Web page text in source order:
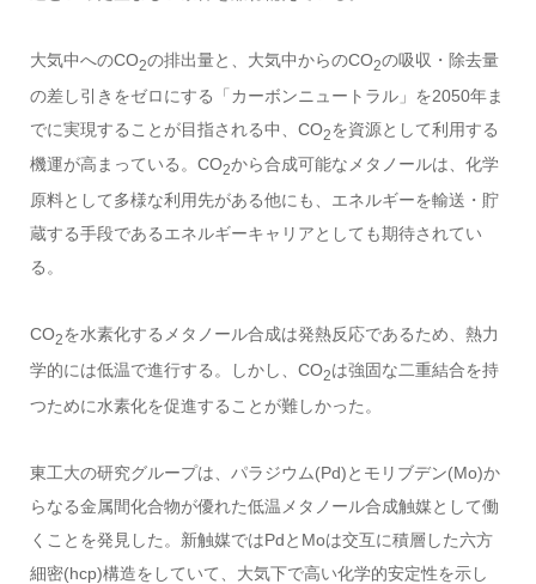
大気中へのCO2の排出量と、大気中からのCO2の吸収・除去量
の差し引きをゼロにする「カーボンニュートラル」を2050年ま
でに実現することが目指される中、CO2を資源として利用する
機運が高まっている。CO2から合成可能なメタノールは、化学
原料として多様な利用先がある他にも、エネルギーを輸送・貯
蔵する手段であるエネルギーキャリアとしても期待されてい
る。
CO2を水素化するメタノール合成は発熱反応であるため、熱力
学的には低温で進行する。しかし、CO2は強固な二重結合を持
つために水素化を促進することが難しかった。
東工大の研究グループは、パラジウム(Pd)とモリブデン(Mo)か
らなる金属間化合物が優れた低温メタノール合成触媒として働
くことを発見した。新触媒ではPdとMoは交互に積層した六方
細密(hcp)構造をしていて、大気下で高い化学的安定性を示し